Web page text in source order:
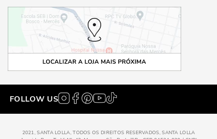
FOLLOW US
2021, SANTA LOLLA, TODOS OS DIREITOS RESERVADOS, SANTA LOLLA